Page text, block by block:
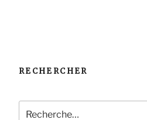
RECHERCHER
Recherche
pour